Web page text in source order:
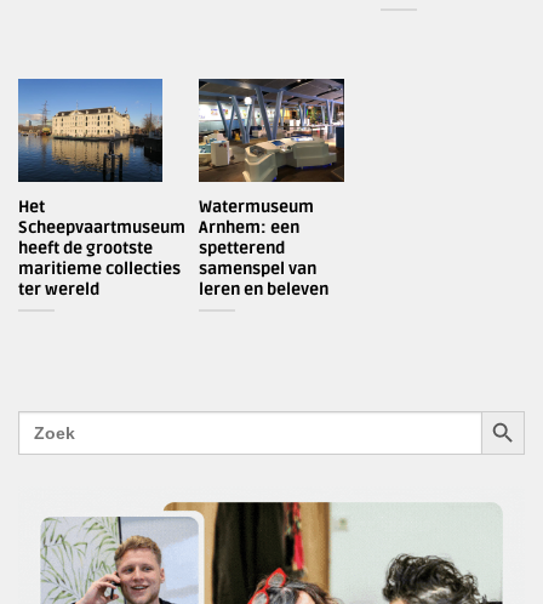
Het
Scheepvaartmuseum
heeft de grootste
maritieme collecties
ter wereld
Watermuseum
Arnhem: een
spetterend
samenspel van
leren en beleven
Zoek
naar: